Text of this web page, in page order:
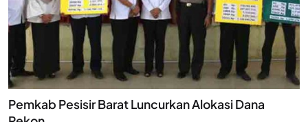
Pemkab Pesisir Barat Luncurkan Alokasi Dana